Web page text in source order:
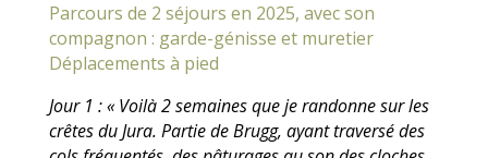
Parcours de 2 séjours en 2025, avec son
compagnon : garde-génisse et muretier
Déplacements à pied
Jour 1 : « Voilà 2 semaines que je randonne sur les
crêtes du Jura. Partie de Brugg, ayanttraversé des